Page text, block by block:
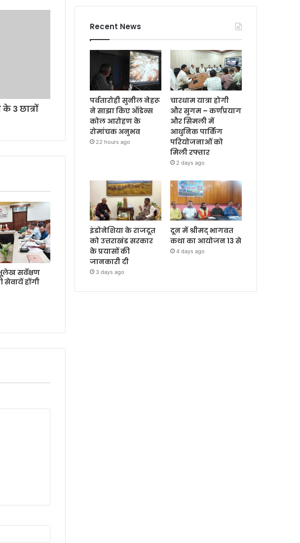
3 छात्रों
सर्वेक्षण
सेवायें होंगी
Recent News
पर्वतारोही सुनील नेहरू
ने साझा किए ऑडेन्स
कोल आरोहण के
रोमांचक अनुभव
22 hours ago
चारधाम यात्रा होगी
और सुगम – कर्णप्रयाग
और सिमली में
आधुनिक पार्किंग
परियोजनाओं को
मिली रफ्तार
2 days ago
इंडोनेशिया के राजदूत
को उत्तराखंड सरकार
के प्रयासों की
जानकारी दी
3 days ago
दून में श्रीमद् भागवत
कथा का आयोजन 13 से
4 days ago